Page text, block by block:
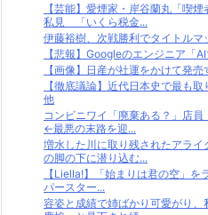
【芸能】愛煙家・岸谷蘭丸「喫
私見 「いくら税金...
伊藤裕樹、次戦勝利でタイトルマ
【悲報】Googleのエンジニア「
【画像】日産が社運をかけて発
【徹底議論】近代日本史で最も
他
コンビニワイ「廃棄ある？」店員
←最悪の末路を迎...
増水した川に取り残されたアラ
の脚の下に潜り込む...
【Liella!】「始まりは君の空」
パースター...
容姿と成績で姉ばかり可愛がり